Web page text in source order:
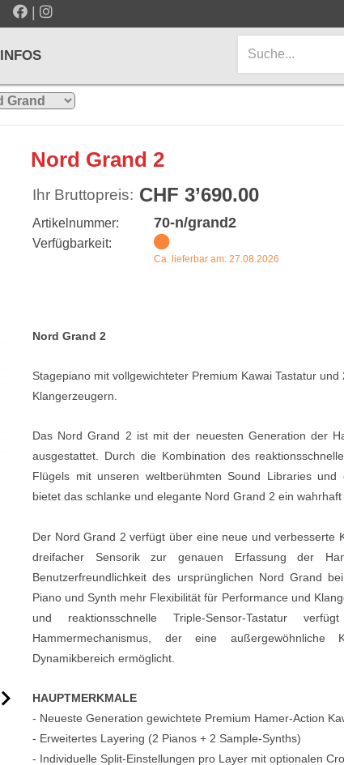
|
Westerngitarren
E-Gitarren
Blockflöten
... mehr
... mehr
INFOS
Nord Grand 2
Ihr Bruttopreis: CHF 3’690.00
Artikelnummer: 70-n/grand2
Verfügbarkeit:
Ca. lieferbar am: 27.08.2026
Nord Grand 2
Stagepiano mit vollgewichteter Premium Kawai Tastatur
Klangerzeugern.
Das Nord Grand 2 ist mit der neuesten Generation der
ausgestattet. Durch die Kombination des
Flügels mit unseren weltberühmten Sound Libraries und
bietet das schlanke und elegante Nord Grand 2 ein wahrhaft
Der Nord Grand 2 verfügt über eine neue und verbesserte
dreifacher Sensorik zur genauen Erfassung der
Benutzerfreundlichkeit des ursprünglichen Nord Grand
Piano und Synth mehr Flexibilität für Performance und
und reaktionsschnelle Triple-Sensor-Tastatur
Hammermechanismus, der eine
Dynamikbereich ermöglicht.
HAUPTMERKMALE
- Neueste Generation gewichtete Premium Hamer-Action
- Erweitertes Layering (2 Pianos + 2 Sample-Synths)
- Individuelle Split-Einstellungen pro Layer mit optionalen